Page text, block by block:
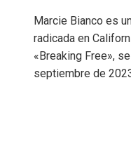
Marcie Bianco es
radicada en
«Breaking Free»,
septiembre de